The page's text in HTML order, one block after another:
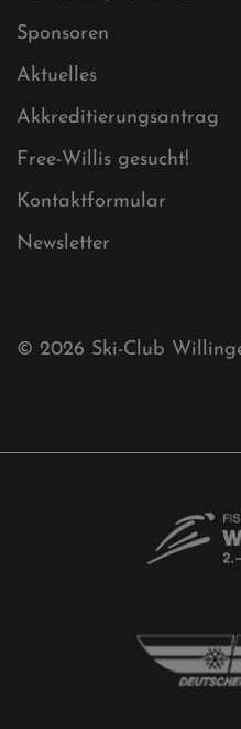
Impressum
Sitemap
Sitemap XML
Cookies
Ski-Club
Aktuelles